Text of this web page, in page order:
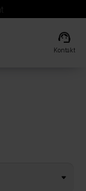
support_agent
Kontakt